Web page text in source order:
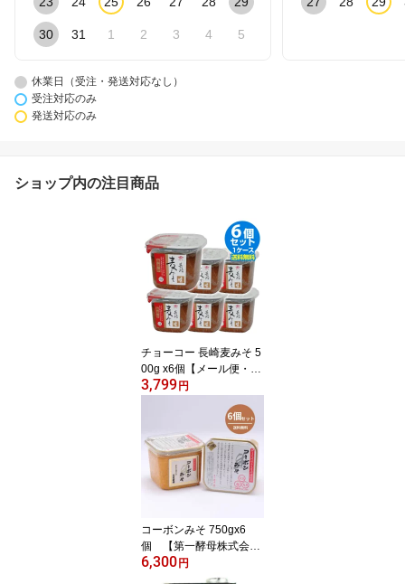
30 31 1 2 3 4 5
休業日（受注・発送対応なし）
受注対応のみ
発送対応のみ
ショップ内の注目商品
チョーコー 長崎麦みそ 5
00g x6個【メール便・コ
ンパクト便不可】
3,799円
コーボンみそ 750gx6
個 【第一酵母株式会
社】 【メール便・コンパ
6,300円